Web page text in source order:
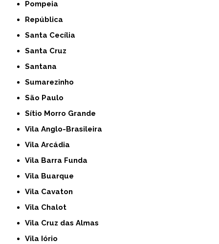
Pompeia
República
Santa Cecília
Santa Cruz
Santana
Sumarezinho
São Paulo
Sítio Morro Grande
Vila Anglo-Brasileira
Vila Arcádia
Vila Barra Funda
Vila Buarque
Vila Cavaton
Vila Chalot
Vila Cruz das Almas
Vila Iório